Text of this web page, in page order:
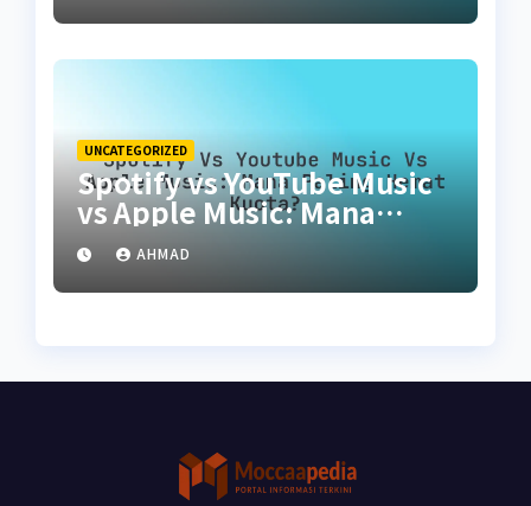
UNCATEGORIZED
Spotify vs YouTube Music
vs Apple Music: Mana
Paling Hemat Kuota?
AHMAD